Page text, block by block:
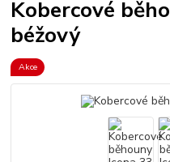
Kobercové
béžový
Akce